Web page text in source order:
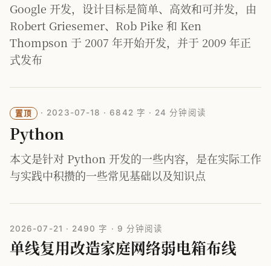
Google 开发，设计目标是简单、高效和可并发，由
Robert Griesemer、Rob Pike 和 Ken
Thompson 于 2007 年开始开发，并于 2009 年正
式发布
置顶 · 2023-07-18 · 6842 字 · 24 分钟阅读
Python
本文是针对 Python 开发的一些内容，是在实际工作
与实践中积攒的一些常见基础以及知识点
2026-07-21 · 2490 字 · 9 分钟阅读
单线复用改造家庭网络弱电箱布线